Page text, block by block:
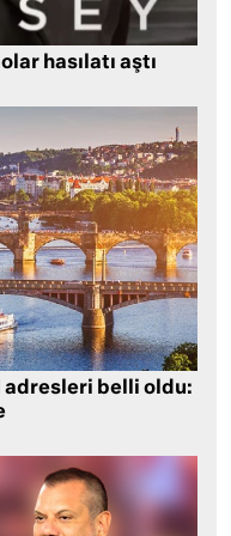
hasılatı aştı
adresleri belli oldu: